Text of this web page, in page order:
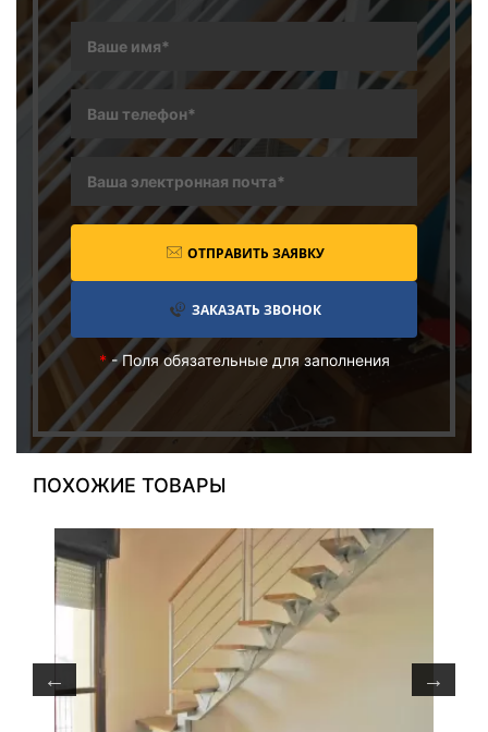
ОТПРАВИТЬ ЗАЯВКУ
ЗАКАЗАТЬ ЗВОНОК
*- Поля обязательные для заполнения
ПОХОЖИЕ ТОВАРЫ